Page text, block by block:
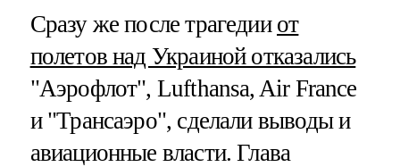
Сразу же после трагедии от
полетов над Украиной отказались
"Аэрофлот", Lufthansa, Air France
и "Трансаэро", сделали выводы и
авиационные власти. Глава